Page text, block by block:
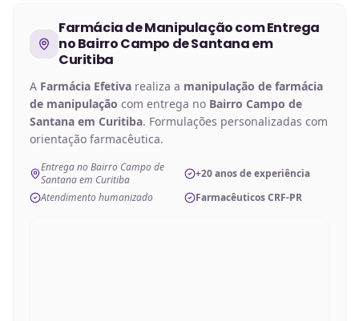
Farmácia de Manipulaçãocom Entrega
noBairro Campo de Santana em
Curitiba
A Farmácia Efetiva realiza a manipulação de farmácia
de manipulação com entrega no Bairro Campo de
Santana em Curitiba. Formulações personalizadas com
orientação farmacêutica.
Entrega no Bairro Campo de
Santana em Curitiba
+20 anos de experiência
Atendimento humanizado
Farmacêuticos CRF-PR